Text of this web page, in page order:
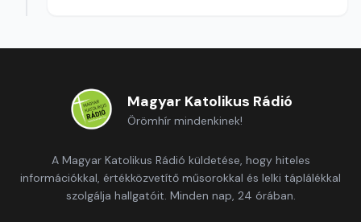
Magyar Katolikus Rádió
Örömhír mindenkinek!
A Magyar Katolikus Rádió küldetése, hogy hiteles
információkkal, értékközvetítő műsorokkal és lelki táplálékkal
szolgálja hallgatóit. Minden nap, 24 órában.